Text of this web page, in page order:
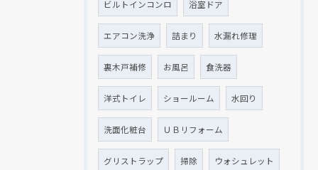
ビルトインコンロ 浴室ドア
エアコン洗浄 詰まり 水漏れ修理
裏木戸補修 お風呂 食洗器
洋式トイレ ショールーム 水回り
洗面化粧台 ＵＢリフォーム
グリストラップ 掃除 ウォシュレット